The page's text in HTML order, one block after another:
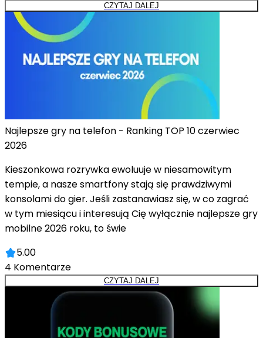
CZYTAJ DALEJ
Najlepsze gry na telefon - Ranking TOP 10 czerwiec
2026
Kieszonkowa rozrywka ewoluuje w niesamowitym
tempie, a nasze smartfony stają się prawdziwymi
konsolami do gier. Jeśli zastanawiasz się, w co zagrać
w tym miesiącu i interesują Cię wyłącznie najlepsze gry
mobilne 2026 roku, to świe
5.00
4 Komentarze
CZYTAJ DALEJ